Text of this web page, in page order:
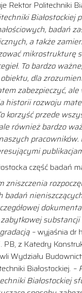
Rektor Politechniki
Białostockiej
badań
a także
mikrostrukturę
To bardzo
dla
zabezpieczyć,
historii rozwoju
korzyść przede
również bardzo
pracowników.
część badań
zniszczenia
–wyjaśnia dr
PB, z Katedry
Wydziału
Białostockiej. –
Białostockiej